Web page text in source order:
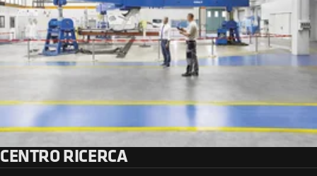
CENTRO RICERCA